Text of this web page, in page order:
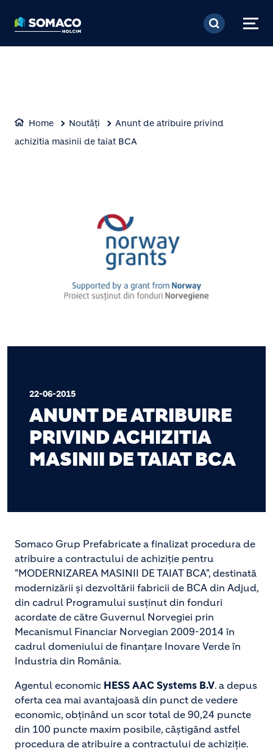
Mergi la conţinutul
Home Noutăți
Anunt de atribuire privind
achizitia masinii de taiat BCA
22-06-2015
ANUNT DE ATRIBUIRE
PRIVIND ACHIZITIA
MASINII DE TAIAT BCA
Somaco Grup Prefabricate a finalizat procedura de
atribuire a contractului de achiziţie pentru
"MODERNIZAREA MASINII DE TAIAT BCA", destinată
modernizării şi dezvoltării fabricii de BCA din Adjud,
din cadrul Programului susţinut din fonduri
acordate de către Guvernul Norvegiei prin
Mecanismul Financiar Norvegian 2009-2014 în
cadrul domeniului de finanţare Inovare Verde în
Industria din România.
Agentul economic HESS AAC Systems B.V. a depus
oferta cea mai avantajoasă din punct de vedere
economic, obţinând un scor total de 90,24 puncte
din 100 puncte maxim posibile, câştigând astfel
procedura de atribuire a contractului de achiziţie.